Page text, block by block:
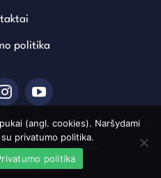
politika
Visos teisės saugomos.
(angl. cookies). Naršydami
privatumo politika.
politika